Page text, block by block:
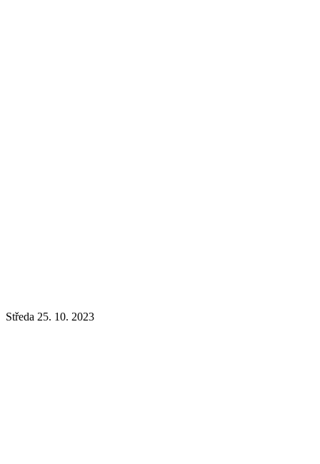
Středa 25. 10. 2023